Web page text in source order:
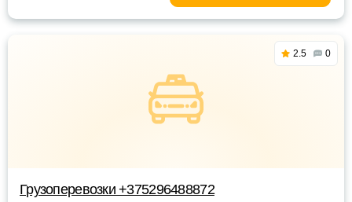
2.5 0
Грузоперевозки +375296488872